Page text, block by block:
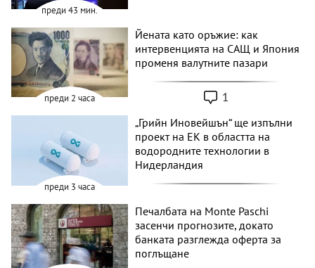
преди 43 мин.
преди 2 часа
Йената като оръжие: как
интервенцията на САЩ и Япония
променя валутните пазари
1
преди 3 часа
„Грийн Иновейшън“ ще изпълни
проект на ЕК в областта на
водородните технологии в
Нидерландия
Печалбата на Monte Paschi
засенчи прогнозите, докато
банката разглежда оферта за
поглъщане